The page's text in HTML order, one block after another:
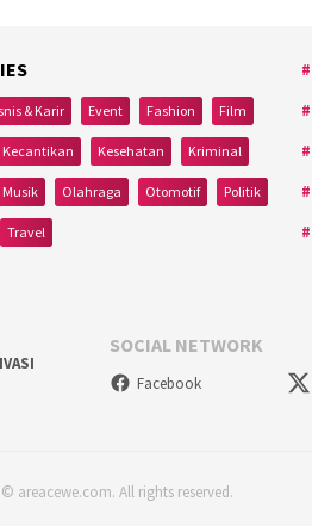
& Karir Event Fashion Film
Kecantikan Kesehatan Kriminal
Musik Olahraga Otomotif Politik
Travel
SOCIAL NETWORK
Facebook
© areacewe.com. All rights reserved.